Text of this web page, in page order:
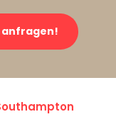
anfragen!